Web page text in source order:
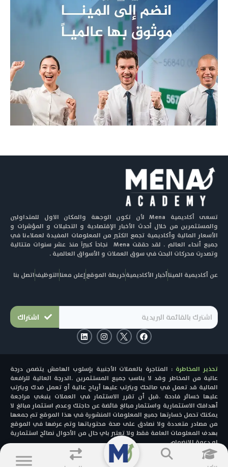
تسعى أكاديمية Mena لأن تكون الوجهة والمكان الاول للمتداولين
والمستثمرين من خلال أحدث الأخبار الإقتصادية و التحليلات و المؤشرات و
الأسعار المالية وأكاديمية تجمع الكثير من المعلومات المفيدة لعملاءنا في
جميع أنحاء العالم . لقد حققت Mena نجاحاً كبيراً منذ عشر سنوات متتالية
وتصدرت محركات البحث في سوق العملات و الأسواق العالمية .
عن أكاديمية الميناأخبار الأكاديميةخريطة الموقعإعلن معناالتوظيفاتصل بنا
اشتراك
F
a
c
o
o
k
I
n
s
g
r
a
m
L
i
n
d
i
n
تحذير المخاطرة : المتاجرة بالعملات الأجنبية بإسلوب الهامش يتضمن درجة
عالية من المخاطر وقد لا يناسب جميع المستثمرين .الدرجة العالية للرافعة
المالية قد تعمل في صالحك ويترتب عليها أرباح عالية أو تعمل ضدك ويترتب
عليها خسائر فادحة .قبل أن تقرر الاستثمار في العملات ينبغي مراجعة
أهدافك الاستثمارية واستثمار مبالغ فائضة عن حاجتك وعدم استثمار مبالغ لا
يمكنك تحمل خسارتها جميع المعلومات المنشورة في هذا الموقع تم جمعها
من مصادر متعددة ولا نصادق على صحة محتوياتها وتم عرضها في الموقع
بهدف المعلومات العامة فقط ولا تعتبر باي حال من الأحوال نصائح استثمارية
او دعوة للانضمام